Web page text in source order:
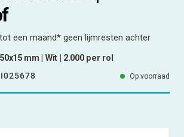
een maand* geen lijmresten achter
mm | Wit | 2.000 per rol
I025678 Op voorraad